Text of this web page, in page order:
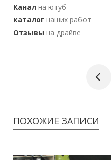
Канал на ютуб
каталог наших работ
Отзывы на драйве
ПОХОЖИЕ ЗАПИСИ